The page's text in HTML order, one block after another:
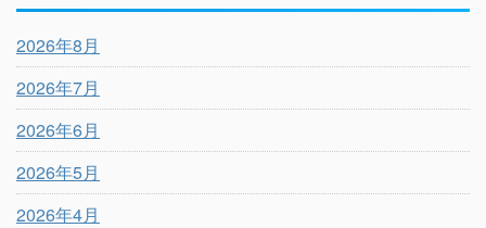
2026年8月
2026年7月
2026年6月
2026年5月
2026年4月